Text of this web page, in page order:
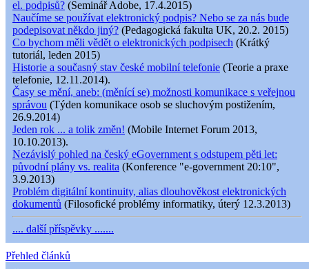
el. podpisů? (Seminář Adobe, 17.4.2015)
Naučíme se používat elektronický podpis? Nebo se za nás bude
podepisovat někdo jiný? (Pedagogická fakulta UK, 20.2. 2015)
Co bychom měli vědět o elektronických podpisech (Krátký
tutoriál, leden 2015)
Historie a současný stav české mobilní telefonie (Teorie a praxe
telefonie, 12.11.2014).
Časy se mění, aneb: (měnící se) možnosti komunikace s veřejnou
správou (Týden komunikace osob se sluchovým postižením,
26.9.2014)
Jeden rok ... a tolik změn! (Mobile Internet Forum 2013,
10.10.2013).
Nezávislý pohled na český eGovernment s odstupem pěti let:
původní plány vs. realita (Konference "e-government 20:10",
3.9.2013)
Problém digitální kontinuity, alias dlouhověkost elektronických
dokumentů (Filosofické problémy informatiky, úterý 12.3.2013)
.... další příspěvky .......
Přehled článků